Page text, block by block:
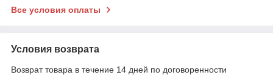
Все условия оплаты
Условия возврата
Возврат товара в течение 14 дней по договоренности